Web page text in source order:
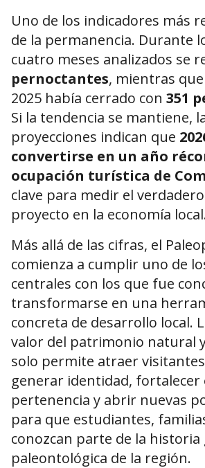
Uno de los indicadores más
de la permanencia. Durante
cuatro meses analizados se
pernoctantes, mientras
2025 había cerrado con 351
Si la tendencia se mantiene,
proyecciones indican que
convertirse en un año
ocupación turística de
clave para medir el
proyecto en la economía
Más allá de las cifras, el
comienza a cumplir uno de
centrales con los que fue
transformarse en una
concreta de desarrollo local.
valor del patrimonio natural
solo permite atraer
generar identidad, fortalecer
pertenencia y abrir nuevas
para que estudiantes,
conozcan parte de la historia
paleontológica de la región.